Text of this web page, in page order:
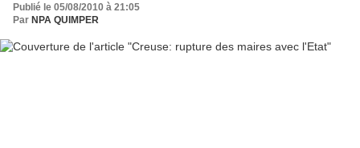
Publié le 05/08/2010 à 21:05
Par NPA QUIMPER